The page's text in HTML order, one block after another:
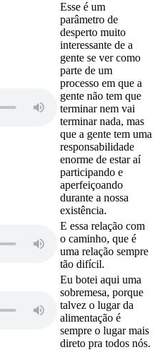
Esse é um
parâmetro de
desperto muito
interessante de a
gente se ver como
parte de um
processo em que a
gente não tem que
terminar nem vai
terminar nada, mas
que a gente tem uma
responsabilidade
enorme de estar aí
participando e
aperfeiçoando
durante a nossa
existência.
E essa relação com
o caminho, que é
uma relação sempre
tão difícil.
Eu botei aqui uma
sobremesa, porque
talvez o lugar da
alimentação é
sempre o lugar mais
direto pra todos nós.